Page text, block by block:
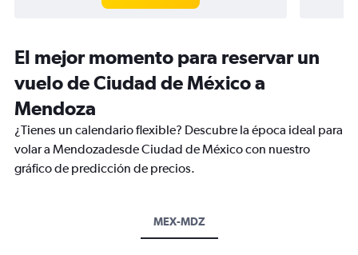
El mejor momento para reservar un
vuelo de Ciudad de México a
Mendoza
¿Tienes un calendario flexible? Descubre la época ideal para
volar a Mendozadesde Ciudad de México con nuestro
gráfico de predicción de precios.
MEX-MDZ